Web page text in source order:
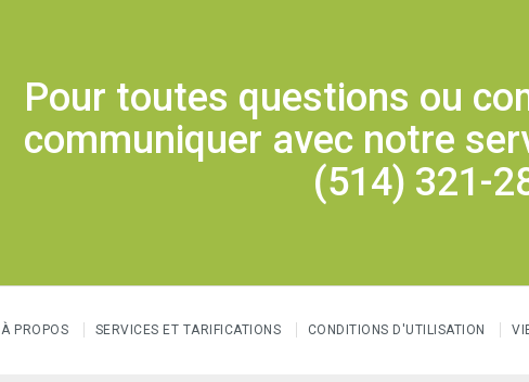
Pour toutes questions ou
communiquer avec notre
(514) 321-
À PROPOS SERVICES ET TARIFICATIONS CONDITIONS D'UTILISATION